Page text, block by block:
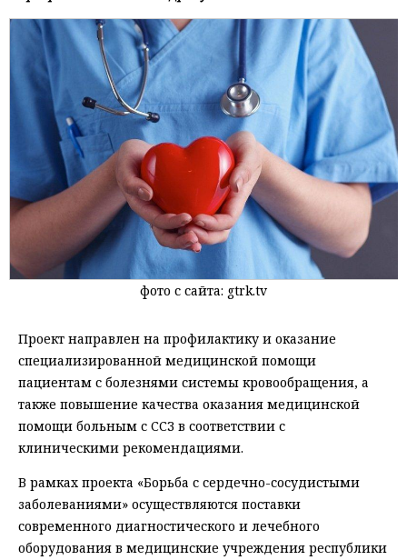
фото с сайта: gtrk.tv
Проект направлен на профилактику и оказание
специализированной медицинской помощи
пациентам с болезнями системы кровообращения, а
также повышение качества оказания медицинской
помощи больным с ССЗ в соответствии с
клиническими рекомендациями.
В рамках проекта «Борьба с сердечно-сосудистыми
заболеваниями» осуществляются поставки
современного диагностического и лечебного
оборудования в медицинские учреждения республики